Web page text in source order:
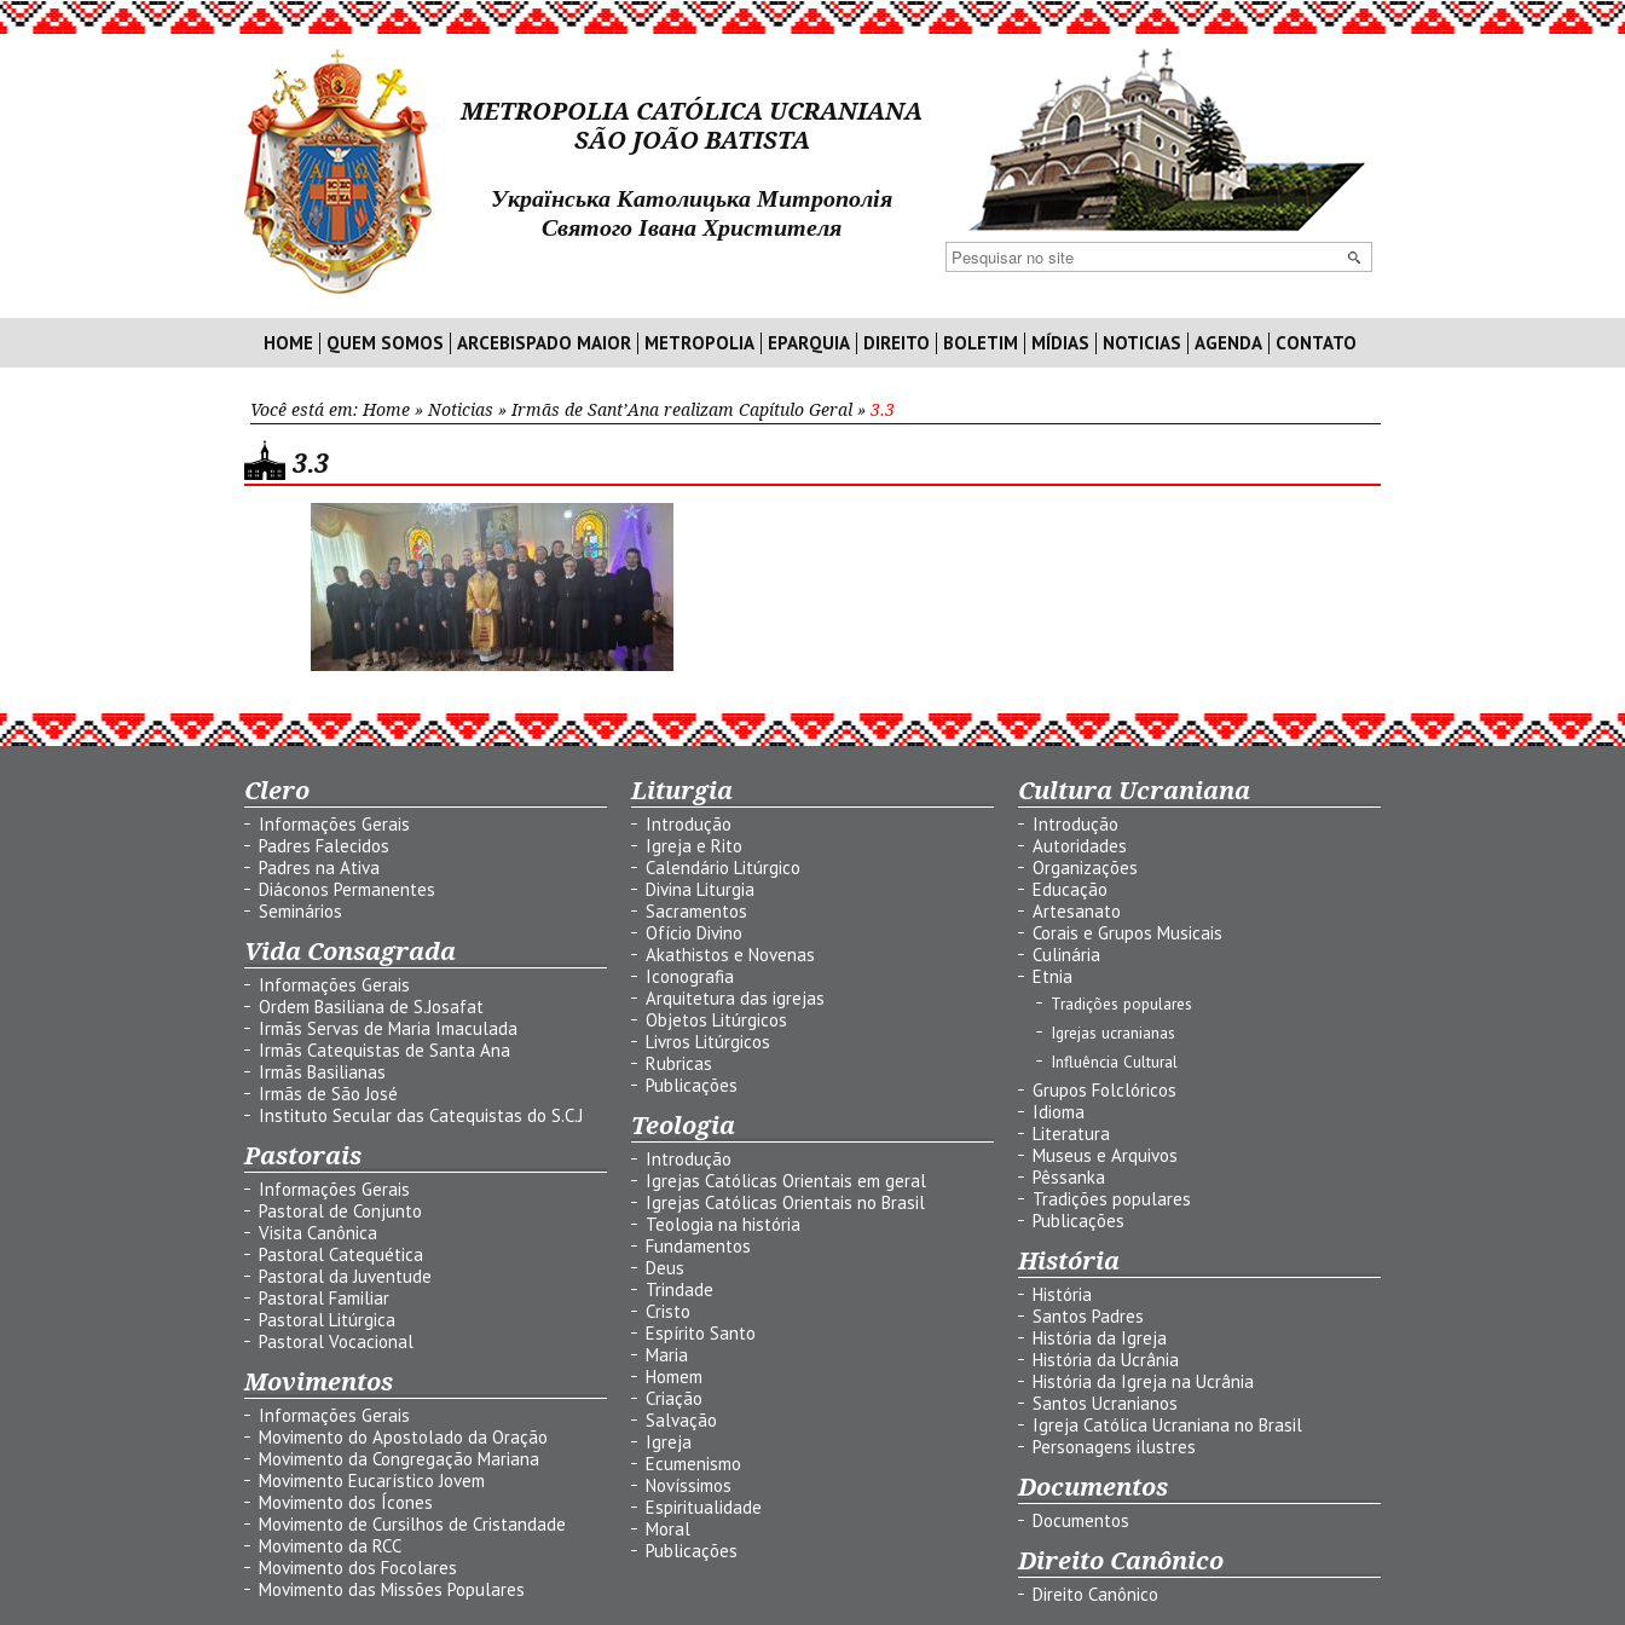
METROPOLIA CATÓLICA UCRANIANA
SÃO JOÃO BATISTA
Українська Католицька Митрополія
Святого Івана Христителя
HOME QUEM SOMOS ARCEBISPADO MAIOR METROPOLIA EPARQUIA DIREITO BOLETIM MÍDIAS NOTICIAS AGENDA CONTATO
Você está em: Home » Noticias » Irmãs de Sant’Ana realizam Capítulo Geral » 3.3
3.3
Clero
Informações Gerais
Padres Falecidos
Padres na Ativa
Diáconos Permanentes
Seminários
Vida Consagrada
Informações Gerais
Ordem Basiliana de S.Josafat
Irmãs Servas de Maria Imaculada
Irmãs Catequistas de Santa Ana
Irmãs Basilianas
Irmãs de São José
Instituto Secular das Catequistas do S.C.J
Pastorais
Informações Gerais
Pastoral de Conjunto
Visita Canônica
Pastoral Catequética
Pastoral da Juventude
Pastoral Familiar
Pastoral Litúrgica
Pastoral Vocacional
Movimentos
Informações Gerais
Movimento do Apostolado da Oração
Movimento da Congregação Mariana
Movimento Eucarístico Jovem
Movimento dos Ícones
Movimento de Cursilhos de Cristandade
Movimento da RCC
Movimento dos Focolares
Movimento das Missões Populares
Liturgia
Introdução
Igreja e Rito
Calendário Litúrgico
Divina Liturgia
Sacramentos
Ofício Divino
Akathistos e Novenas
Iconografia
Arquitetura das igrejas
Objetos Litúrgicos
Livros Litúrgicos
Rubricas
Publicações
Teologia
Introdução
Igrejas Católicas Orientais em geral
Igrejas Católicas Orientais no Brasil
Teologia na história
Fundamentos
Deus
Trindade
Cristo
Espírito Santo
Maria
Homem
Criação
Salvação
Igreja
Ecumenismo
Novíssimos
Espiritualidade
Moral
Publicações
Cultura Ucraniana
Introdução
Autoridades
Organizações
Educação
Artesanato
Corais e Grupos Musicais
Culinária
Etnia
Tradições populares
Igrejas ucranianas
Influência Cultural
Grupos Folclóricos
Idioma
Literatura
Museus e Arquivos
Pêssanka
Tradições populares
Publicações
História
História
Santos Padres
História da Igreja
História da Ucrânia
História da Igreja na Ucrânia
Santos Ucranianos
Igreja Católica Ucraniana no Brasil
Personagens ilustres
Documentos
Documentos
Direito Canônico
Direito Canônico